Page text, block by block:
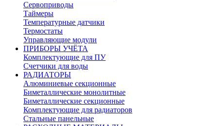
Сервоприводы
Таймеры
Температурные датчики
Термостаты
Управляющие модули
ПРИБОРЫ УЧЁТА
Комплектующие для ПУ
Счетчики для воды
РАДИАТОРЫ
Алюминиевые секционные
Биметаллические монолитные
Биметаллические секционные
Комплектующие для радиаторов
Стальные панельные